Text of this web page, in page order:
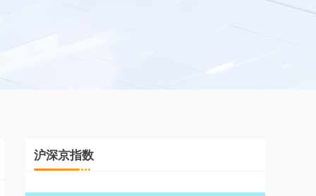
沪深京指数